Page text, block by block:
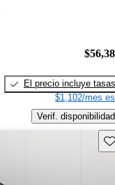
El precio incluye tasas
$1,102/mes
Verif. disponibilidad